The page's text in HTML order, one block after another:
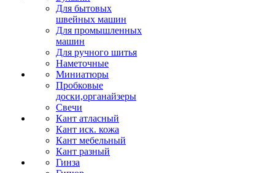
Для бытовых
швейных машин
Для промышленных
машин
Для ручного шитья
Наметочные
Миниатюры
Пробковые
доски,органайзеры
Свечи
Кант атласный
Кант иск. кожа
Кант мебельный
Кант разный
Гинза